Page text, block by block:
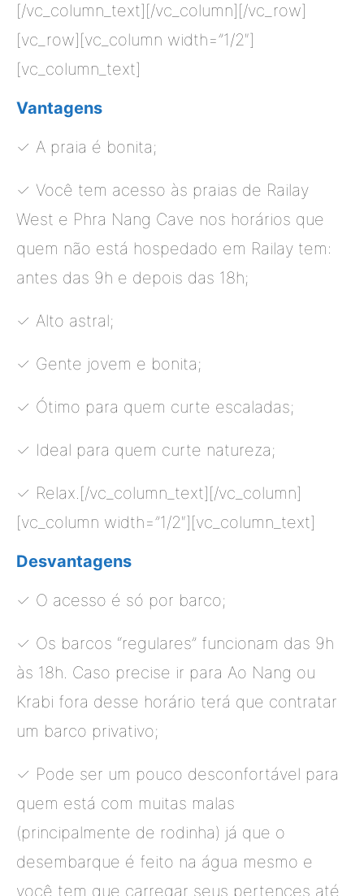
[/vc_column_text][/vc_column][/vc_row]
[vc_row][vc_column width=”1/2″]
[vc_column_text]
Vantagens
✓ A praia é bonita;
✓ Você tem acesso às praias de Railay
West e Phra Nang Cave nos horários que
quem não está hospedado em Railay tem:
antes das 9h e depois das 18h;
✓ Alto astral;
✓ Gente jovem e bonita;
✓ Ótimo para quem curte escaladas;
✓ Ideal para quem curte natureza;
✓ Relax.[/vc_column_text][/vc_column]
[vc_column width=”1/2″][vc_column_text]
Desvantagens
✓ O acesso é só por barco;
✓ Os barcos “regulares” funcionam das 9h
às 18h. Caso precise ir para Ao Nang ou
Krabi fora desse horário terá que contratar
um barco privativo;
✓ Pode ser um pouco desconfortável para
quem está com muitas malas
(principalmente de rodinha) já que o
desembarque é feito na água mesmo e
você tem que carregar seus pertences até